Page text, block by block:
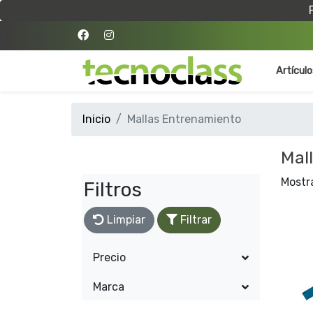
Inicio Mallas Entrenamiento
Filtros
Limpiar Filtrar
Precio
Marca